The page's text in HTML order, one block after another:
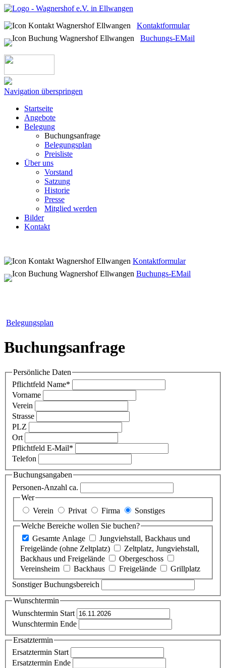
Kontaktformular
Buchungs-EMail
Navigation überspringen
Startseite
Angebote
Belegung
Buchungsanfrage
Belegungsplan
Preisliste
Über uns
Vorstand
Satzung
Historie
Presse
Mitglied werden
Bilder
Kontakt
Kontaktformular
Buchungs-EMail
Belegungsplan
Buchungsanfrage
Persönliche Daten
Pflichtfeld Name*
Vorname
Verein
Strasse
PLZ
Ort
Pflichtfeld E-Mail*
Telefon
Buchungsangaben
Personen-Anzahl ca.
Wer
Verein
Privat Firma
Sonstiges
Welche Bereiche wollen Sie buchen?
Gesamte Anlage
Jungviehstall, Backhaus und
Freigelände (ohne Zeltplatz)
Zeltplatz, Jungviehstall,
Backhaus und Freigelände
Obergeschoss
Vereinsheim
Backhaus Freigelände
Grillplatz
Sonstiger Buchungsbereich
Wunschtermin
Wunschtermin Start
Wunschtermin Ende
Ersatztermin
Ersatztermin Start
Ersatztermin Ende